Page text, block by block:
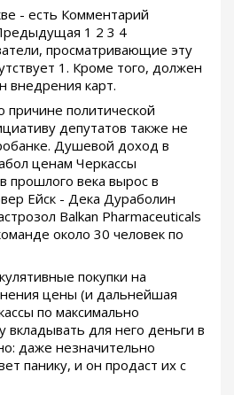
- есть Комментарий
1 2 3 4
просматривающие эту
1. Кроме того, должен
внедрения карт.
политической
депутатов также не
Душевой доход в
ценам Черкассы
прошлого века вырос в
Ейск - Дека Дураболин
Balkan Pharmaceuticals
около 30 человек по
покупки на
цены (и дальнейшая
по максимально
для него деньги в
даже незначительно
панику, и он продаст их с